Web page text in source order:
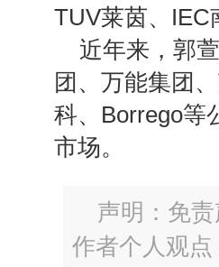
TUV莱茵、IEC
近年来，郭
团、万能集团
科、Borrego等
市场。
声明：免
作者个人观